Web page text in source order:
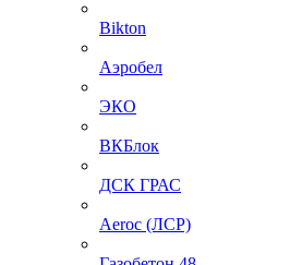
Bikton
Аэробел
ЭКО
ВКБлок
ДСК ГРАС
Aeroc (ЛСР)